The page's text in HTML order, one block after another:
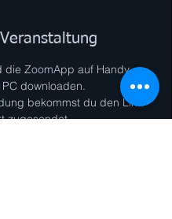
die ZoomApp auf Handy,
downloaden.
bekommst du den Link
zugesendet.